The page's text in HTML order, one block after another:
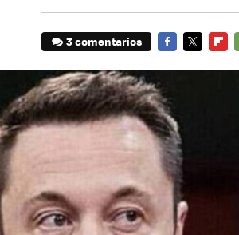
3 comentarios